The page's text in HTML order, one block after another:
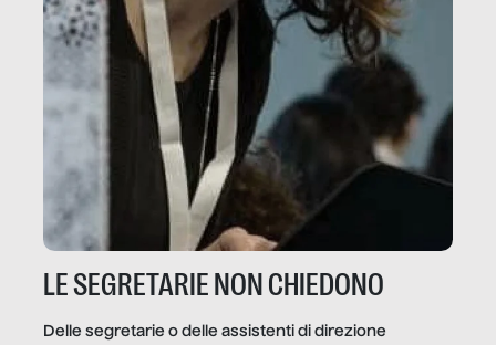
LE SEGRETARIE NON CHIEDONO
Delle segretarie o delle assistenti di direzione